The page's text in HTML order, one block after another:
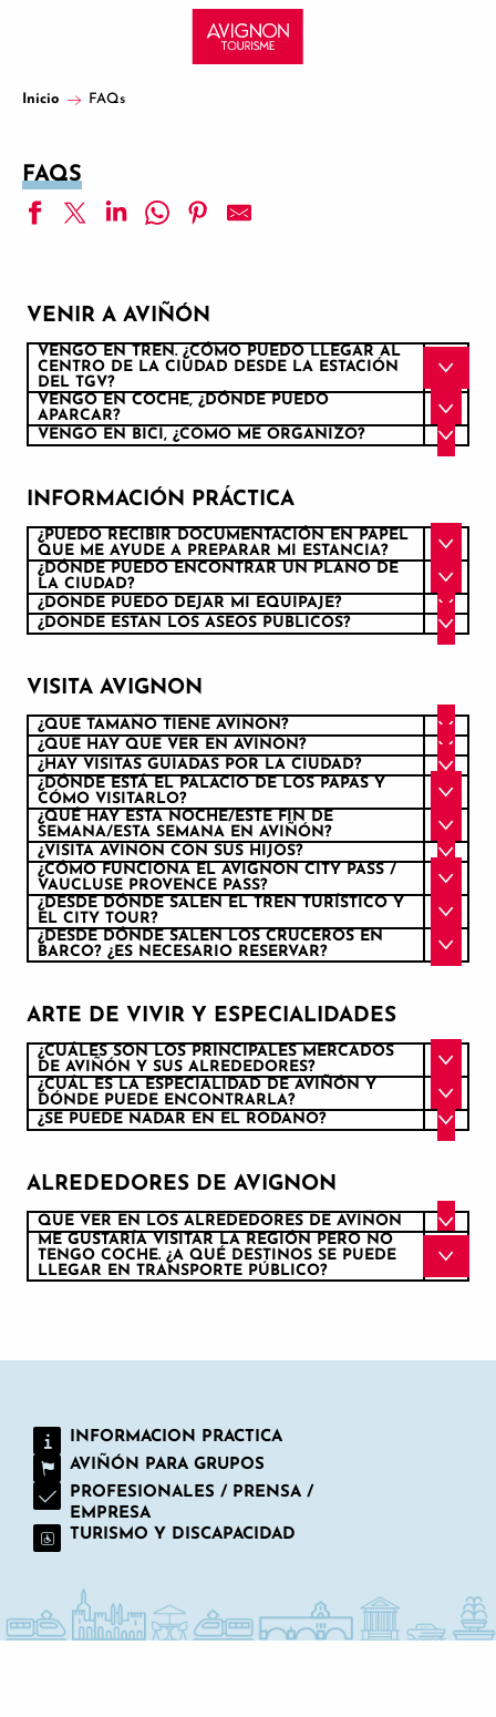
principal
Inicio FAQs
FAQS
VENIR A AVIÑÓN
VENGO EN TREN. ¿CÓMO PUEDO LLEGAR AL
CENTRO DE LA CIUDAD DESDE LA ESTACIÓN
DEL TGV?
VENGO EN COCHE, ¿DÓNDE PUEDO
APARCAR?
VENGO EN BICI, ¿CÓMO ME ORGANIZO?
INFORMACIÓN PRÁCTICA
¿PUEDO RECIBIR DOCUMENTACIÓN EN PAPEL
QUE ME AYUDE A PREPARAR MI ESTANCIA?
¿DÓNDE PUEDO ENCONTRAR UN PLANO DE
LA CIUDAD?
¿DÓNDE PUEDO DEJAR MI EQUIPAJE?
¿DÓNDE ESTÁN LOS ASEOS PÚBLICOS?
VISITA AVIGNON
¿QUÉ TAMAÑO TIENE AVIÑÓN?
¿QUÉ HAY QUE VER EN AVIÑÓN?
¿HAY VISITAS GUIADAS POR LA CIUDAD?
¿DÓNDE ESTÁ EL PALACIO DE LOS PAPAS Y
CÓMO VISITARLO?
¿QUÉ HAY ESTA NOCHE/ESTE FIN DE
SEMANA/ESTA SEMANA EN AVIÑÓN?
¿VISITA AVIÑÓN CON SUS HIJOS?
¿CÓMO FUNCIONA EL AVIGNON CITY PASS /
VAUCLUSE PROVENCE PASS?
¿DESDE DÓNDE SALEN EL TREN TURÍSTICO Y
EL CITY TOUR?
¿DESDE DÓNDE SALEN LOS CRUCEROS EN
BARCO? ¿ES NECESARIO RESERVAR?
ARTE DE VIVIR Y ESPECIALIDADES
¿CUÁLES SON LOS PRINCIPALES MERCADOS
DE AVIÑÓN Y SUS ALREDEDORES?
¿CUÁL ES LA ESPECIALIDAD DE AVIÑÓN Y
DÓNDE PUEDE ENCONTRARLA?
¿SE PUEDE NADAR EN EL RÓDANO?
ALREDEDORES DE AVIGNON
QUÉ VER EN LOS ALREDEDORES DE AVIÑÓN
ME GUSTARÍA VISITAR LA REGIÓN PERO NO
TENGO COCHE. ¿A QUÉ DESTINOS SE PUEDE
LLEGAR EN TRANSPORTE PÚBLICO?
INFORMACION PRACTICA
AVIÑÓN PARA GRUPOS
PROFESIONALES / PRENSA /
EMPRESA
TURISMO Y DISCAPACIDAD